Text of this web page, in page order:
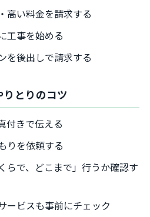
高い料金を請求する
工事を始める
を後出しで請求する
とりのコツ
付きで伝える
りを依頼する
らで、どこまで」行うか確認す
ービスも事前にチェック